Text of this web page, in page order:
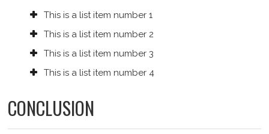
This is a list item number 1
This is a list item number 2
This is a list item number 3
This is a list item number 4
CONCLUSION